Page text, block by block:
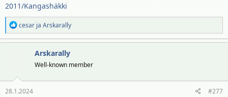
2011/Kangashäkki
R
e
a
o
t
cesar ja Arskarally
Arskarally
Well-known member
28.1.2024 #277